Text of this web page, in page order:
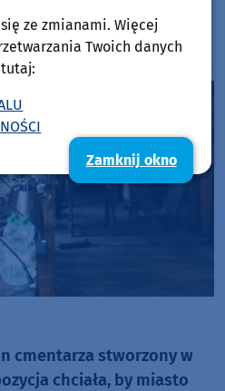
renowację. Specjaliści
cmentarza stworzony w
chciała, by miasto
ze zmianami. Więcej
Twoich danych
Zamknij okno